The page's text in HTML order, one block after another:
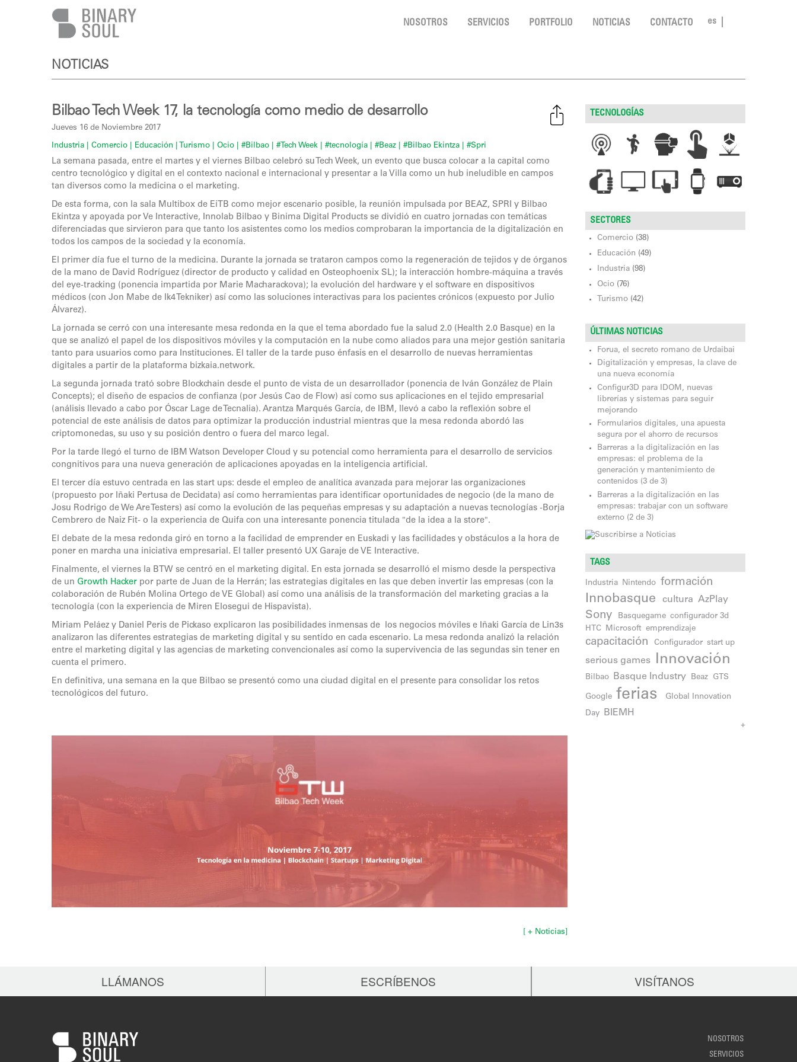
es
NOSOTROS SERVICIOS PORTFOLIO NOTICIAS CONTACTO
NOTICIAS
Bilbao Tech Week 17, la tecnología como medio de desarrollo
Jueves 16 de Noviembre 2017
Industria | Comercio | Educación | Turismo | Ocio | #Bilbao | #Tech Week | #tecnología | #Beaz | #Bilbao Ekintza
| #Spri
La semana pasada, entre el martes y el viernes Bilbao celebró su Tech Week, un evento que busca colocar a la capital como
centro tecnológico y digital en el contexto nacional e internacional y presentar a la Villa como un hub ineludible en campos
tan diversos como la medicina o el marketing.
De esta forma, con la sala Multibox de EiTB como mejor escenario posible, la reunión impulsada por BEAZ, SPRI y Bilbao
Ekintza y apoyada por Ve Interactive, Innolab Bilbao y Binima Digital Products se dividió en cuatro jornadas con temáticas
diferenciadas que sirvieron para que tanto los asistentes como los medios comprobaran la importancia de la digitalización en
todos los campos de la sociedad y la economía.
El primer día fue el turno de la medicina. Durante la jornada se trataron campos como la regeneración de tejidos y de órganos
de la mano de David Rodríguez (director de producto y calidad en Osteophoenix SL); la interacción hombre-máquina a través
del eye-tracking (ponencia impartida por Marie Macharackova); la evolución del hardware y el software en dispositivos
médicos (con Jon Mabe de Ik4 Tekniker) así como las soluciones interactivas para los pacientes crónicos (expuesto por Julio
Álvarez).
La jornada se cerró con una interesante mesa redonda en la que el tema abordado fue la salud 2.0 (Health 2.0 Basque) en la
que se analizó el papel de los dispositivos móviles y la computación en la nube como aliados para una mejor gestión sanitaria
tanto para usuarios como para Instituciones. El taller de la tarde puso énfasis en el desarrollo de nuevas herramientas
digitales a partir de la plataforma bizkaia.network.
La segunda jornada trató sobre Blockchain desde el punto de vista de un desarrollador (ponencia de Iván González de Plain
Concepts); el diseño de espacios de confianza (por Jesús Cao de Flow) así como sus aplicaciones en el tejido empresarial
(análisis llevado a cabo por Óscar Lage de Tecnalia). Arantza Marqués García, de IBM, llevó a cabo la reflexión sobre el
potencial de este análisis de datos para optimizar la producción industrial mientras que la mesa redonda abordó las
criptomonedas, su uso y su posición dentro o fuera del marco legal.
Por la tarde llegó el turno de IBM Watson Developer Cloud y su potencial como herramienta para el desarrollo de servicios
congnitivos para una nueva generación de aplicaciones apoyadas en la inteligencia artificial.
El tercer día estuvo centrada en las start ups: desde el empleo de analítica avanzada para mejorar las organizaciones
(propuesto por Iñaki Pertusa de Decidata) así como herramientas para identificar oportunidades de negocio (de la mano de
Josu Rodrigo de We Are Testers) así como la evolución de las pequeñas empresas y su adaptación a nuevas tecnologías -Borja
Cembrero de Naiz Fit- o la experiencia de Quifa con una interesante ponencia titulada "de la idea a la store".
El debate de la mesa redonda giró en torno a la facilidad de emprender en Euskadi y las facilidades y obstáculos a la hora de
poner en marcha una iniciativa empresarial. El taller presentó UX Garaje de VE Interactive.
Finalmente, el viernes la BTW se centró en el marketing digital. En esta jornada se desarrolló el mismo desde la perspectiva
de un Growth Hacker por parte de Juan de la Herrán; las estrategias digitales en las que deben invertir las empresas (con la
colaboración de Rubén Molina Ortego de VE Global) así como una análisis de la transformación del marketing gracias a la
tecnología (con la experiencia de Miren Elosegui de Hispavista).
Miriam Peláez y Daniel Peris de Pickaso explicaron las posibilidades inmensas de los negocios móviles e Iñaki García de Lin3s
analizaron las diferentes estrategias de marketing digital y su sentido en cada escenario. La mesa redonda analizó la relación
entre el marketing digital y las agencias de marketing convencionales así como la supervivencia de las segundas sin tener en
cuenta el primero.
En definitiva, una semana en la que Bilbao se presentó como una ciudad digital en el presente para consolidar los retos
tecnológicos del futuro.
[ + Noticias]
TECNOLOGÍAS
SECTORES
Comercio (38)
Educación (49)
Industria (98)
Ocio (76)
Turismo (42)
ÚLTIMAS NOTICIAS
Forua, el secreto romano de Urdaibai
Digitalización y empresas, la clave de
una nueva economía
Configur3D para IDOM, nuevas
librerías y sistemas para seguir
mejorando
Formularios digitales, una apuesta
segura por el ahorro de recursos
Barreras a la digitalización en las
empresas: el problema de la
generación y mantenimiento de
contenidos (3 de 3)
Barreras a la digitalización en las
empresas: trabajar con un software
externo (2 de 3)
TAGS
Industria Nintendo formación
Innobasque cultura AzPlay
Sony Basquegame configurador 3d
HTC Microsoft emprendizaje
capacitación Configurador start up
serious games Innovación
Bilbao Basque Industry Beaz GTS
Google ferias
Global Innovation
Day BIEMH
+
LLÁMANOS ESCRÍBENOS VISÍTANOS
NOSOTROS
SERVICIOS